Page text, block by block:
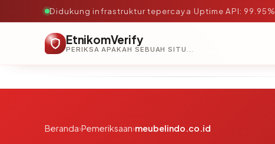
Didukung infrastruktur tepercaya·Uptime API: 99.95%
EtnikomVerify
PERIKSA APAKAH SEBUAH SITUS AMAN, TEPERCAYA, DAN TERVERIFIKASI DALAM HITUNGAN DETIK.
Beranda›Pemeriksaan›meubelindo.co.id